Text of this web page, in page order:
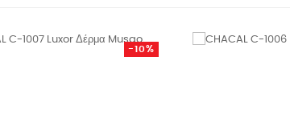
-10%